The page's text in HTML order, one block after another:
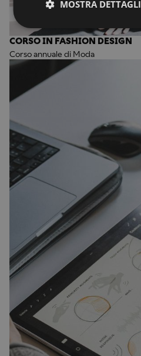
CORSO IN FASHION DESIGN
Corso annuale di Moda
MOSTRA DETTAGLI